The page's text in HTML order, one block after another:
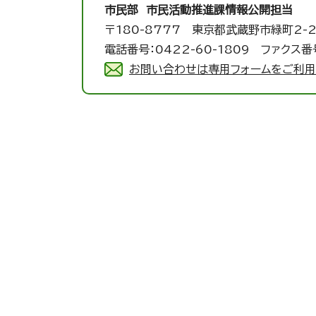
市民部 市民活動推進課情報公開担当
〒180-8777 東京都武蔵野市緑町2-
電話番号：0422-60-1809 ファクス
お問い合わせは専用フォームをご利用